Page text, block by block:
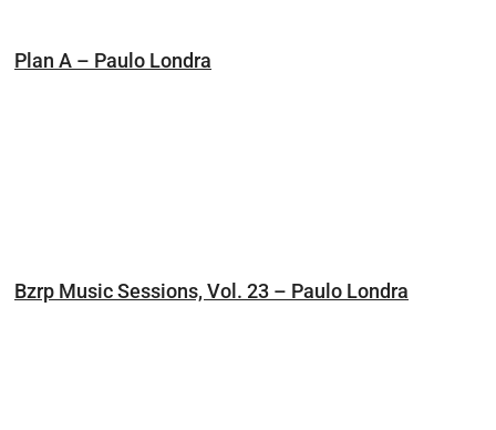
Plan A – Paulo Londra
Bzrp Music Sessions, Vol. 23 – Paulo Londra